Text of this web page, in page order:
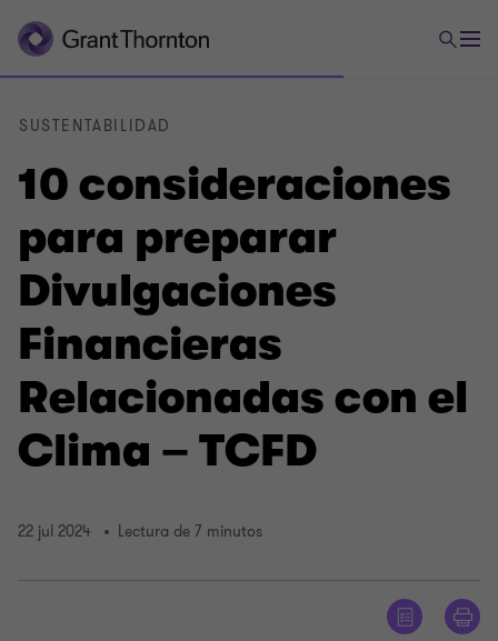
10 consideraciones
para preparar
Divulgaciones
Financieras
Relacionadas con el
Clima – TCFD
SUSTENTABILIDAD
22 jul 2024 Lectura de 7 minutos